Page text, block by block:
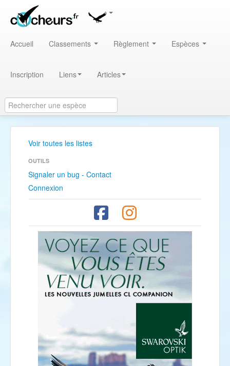
Accueil Classements Règlement Espèces
Inscription Liens Articles
Voir toutes les listes
OUTILS
Signaler un bug - Contact
Connexion